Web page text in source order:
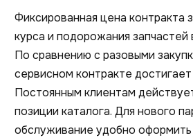
Фиксированная цена контракта
курса и подорожания запчастей
По сравнению с разовыми
сервисном контракте достигает
Постоянным клиентам
позиции каталога. Для нового
обслуживание удобно